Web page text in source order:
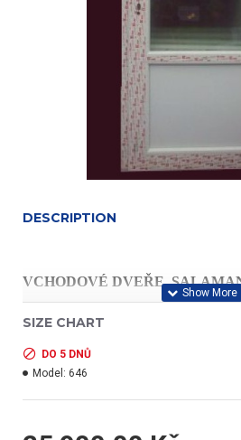
DESCRIPTION
VCHODOVÉ DVEŘE
vnější rozměry rámu: š.98 x v.200 (cm)
SIZE CHART
DO 5 DNŮ
Model: 646